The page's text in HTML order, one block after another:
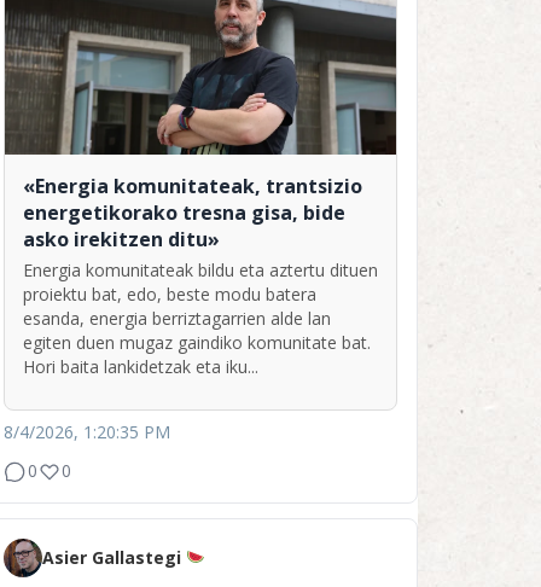
«Energia komunitateak, trantsizio
energetikorako tresna gisa, bide
asko irekitzen ditu»
Energia komunitateak bildu eta aztertu dituen
proiektu bat, edo, beste modu batera
esanda, energia berriztagarrien alde lan
egiten duen mugaz gaindiko komunitate bat.
Hori baita lankidetzak eta iku...
8/4/2026, 1:20:35 PM
0
0
Asier Gallastegi